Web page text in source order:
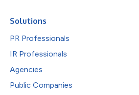
Solutions
PR Professionals
IR Professionals
Agencies
Public Companies